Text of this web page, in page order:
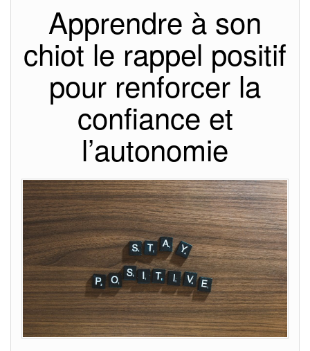
Apprendre à son
chiot le rappel positif
pour renforcer la
confiance et
l’autonomie